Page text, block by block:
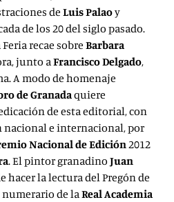
deLuis Palaoy
de los 20 del siglo pasado.
Feriarecae sobre Barbara
junto aFrancisco Delgado,
A modo de homenaje
de Granadaquiere
de esta editorial, con
nacional e internacional, por
Nacional de Edición2012
. El pintor granadino Juan
hacer la lectura del Pregónde
numerario de laReal Academia